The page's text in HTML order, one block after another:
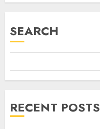
SEARCH
RECENT POSTS